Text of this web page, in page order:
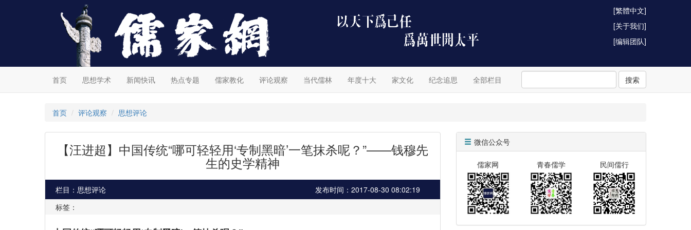
[繁體中文]
[关于我们]
[编辑团队]
首页 思想学术 新闻快讯 热点专题 儒家教化 评论观察 当代儒林 年度十大 家文化 纪念追思 全部栏目 搜索
首页 评论观察 思想评论
【汪进超】中国传统“哪可轻轻用‘专制黑暗’一笔抹杀呢？”——钱穆先
生的史学精神
栏目：思想评论
发布时间：2017-08-30 08:02:19
标签：
微信公众号
儒家网 青春儒学 民间儒行